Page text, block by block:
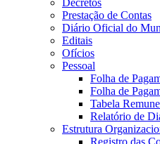
Decretos
Prestação de Contas
Diário Oficial do
Editais
Ofícios
Pessoal
Folha de
Folha de
Tabela
Relatório de
Estrutura
Registro das